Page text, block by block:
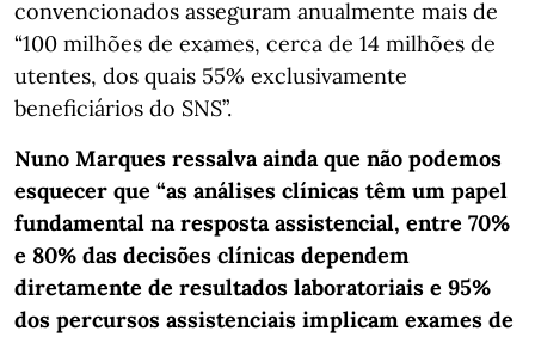
convencionados asseguram anualmente mais de
“100 milhões de exames, cerca de 14 milhões de
utentes, dos quais 55% exclusivamente
beneficiários do SNS”.
Nuno Marques ressalva ainda que não podemos
esquecer que “as análises clínicas têm um papel
fundamental na resposta assistencial, entre 70%
e 80% das decisões clínicas dependem
diretamente de resultados laboratoriais e 95%
dos percursos assistenciais implicam exames de